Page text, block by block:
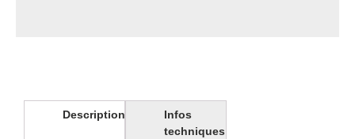
Description
Infos
techniques